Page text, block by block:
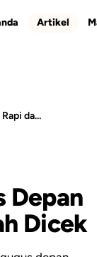
Artikel
Cara Mengelola Administrasi Gugus Depan agar Rapi dan Mudah Dicek
Depan
Dicek